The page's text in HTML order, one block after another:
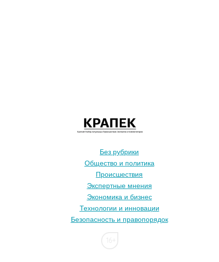
Без рубрики
Общество и политика
Происшествия
Экспертные мнения
Экономика и бизнес
Технологии и инновации
Безопасность и правопорядок